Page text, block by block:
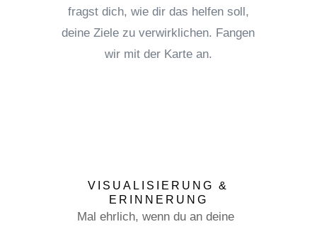
fragst dich, wie dir das helfen soll,
deine Ziele zu verwirklichen. Fangen
wir mit der Karte an.
VISUALISIERUNG &
ERINNERUNG
Mal ehrlich, wenn du an deine